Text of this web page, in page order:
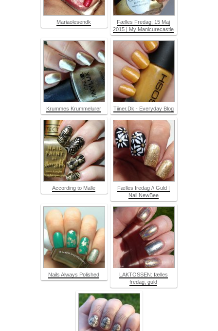
Mariaolesendk
Fælles Fredag; 15 Maj
2015 | My Manicurecastle
Krummes Krummelurer Tiiner.Dk - Everyday Blog
According to Malle
Fælles fredag // Guld |
Nail NewBee
Nails Always Polished
LAKTOSSEN: fælles
fredag, guld